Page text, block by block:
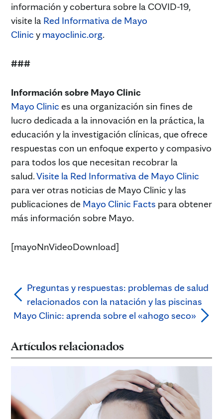
información y cobertura sobre la COVID-19,
visite la Red Informativa de Mayo
Clinic y mayoclinic.org.
###
Información sobre Mayo Clinic
Mayo Clinic es una organización sin fines de
lucro dedicada a la innovación en la práctica, la
educación y la investigación clínicas, que ofrece
respuestas con un enfoque experto y compasivo
para todos los que necesitan recobrar la
salud.Visite la Red Informativa de Mayo Clinic
para ver otras noticias de Mayo Clinic y las
publicaciones de Mayo Clinic Facts para obtener
más información sobre Mayo.
[mayoNnVideoDownload]
Preguntas y respuestas: problemas de salud
relacionados con la natación y las piscinas
Mayo Clinic: aprenda sobre el «ahogo seco»
Artículos relacionados